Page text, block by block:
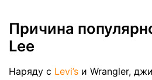
Причина
Lee
Наряду с Levi’s и Wrangler,